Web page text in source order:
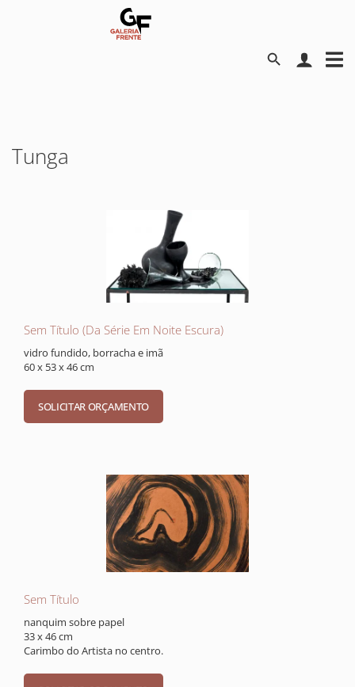
Tunga
Sem Título (Da Série Em Noite Escura)
vidro fundido, borracha e imã
60 x 53 x 46 cm
Sem Título
nanquim sobre papel
33 x 46 cm
Carimbo do Artista no centro.